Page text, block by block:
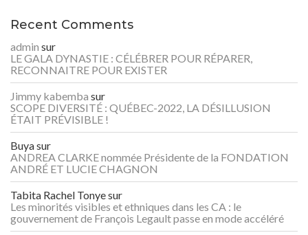
Recent Comments
admin sur
LE GALA DYNASTIE : CÉLÉBRER POUR RÉPARER,
RECONNAITRE POUR EXISTER
Jimmy kabemba sur
SCOPE DIVERSITÉ : QUÉBEC-2022, LA DÉSILLUSION
ÉTAIT PRÉVISIBLE !
Buyasur
ANDREA CLARKE nommée Présidente de la FONDATION
ANDRÉ ET LUCIE CHAGNON
Tabita Rachel Tonyesur
Les minorités visibles et ethniques dans les CA : le
gouvernement de François Legault passe en mode accéléré